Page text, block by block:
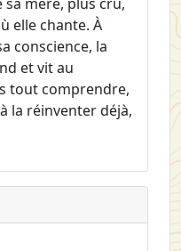
elle chante. À
conscience, la
et vit au
tout comprendre,
la réinventer déjà,